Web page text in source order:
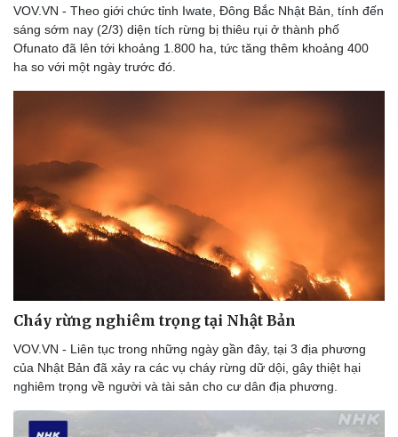
Thể thao
Bóng đá
Lịch thi đấu bóng đá
Thế giới thể thao
eSports
Tư vấn
VOV.VN - Theo giới chức tỉnh Iwate, Đông Bắc Nhật Bản, tính đến
sáng sớm nay (2/3) diện tích rừng bị thiêu rụi ở thành phố
Ofunato đã lên tới khoảng 1.800 ha, tức tăng thêm khoảng 400
ha so với một ngày trước đó.
Cháy rừng nghiêm trọng tại Nhật Bản
VOV.VN - Liên tục trong những ngày gần đây, tại 3 địa phương
của Nhật Bản đã xảy ra các vụ cháy rừng dữ dội, gây thiệt hại
nghiêm trọng về người và tài sản cho cư dân địa phương.